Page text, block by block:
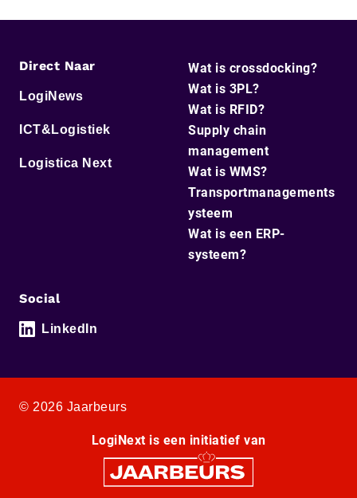
Direct Naar
LogiNews
ICT&Logistiek
Logistica Next
Wat is crossdocking?
Wat is 3PL?
Wat is RFID?
Supply chain
management
Wat is WMS?
Transportmanagements
ysteem
Wat is een ERP-
systeem?
Social
LinkedIn
© 2026 Jaarbeurs
LogiNext is een initiatief van